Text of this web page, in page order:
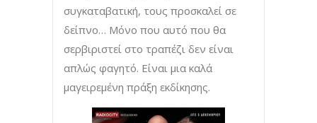
συγκαταβατική, τους προσκαλεί σε
δείπνο… Μόνο που αυτό που θα
σερβιριστεί στο τραπέζι δεν είναι
απλώς φαγητό. Είναι μια καλά
μαγειρεμένη πράξη εκδίκησης.